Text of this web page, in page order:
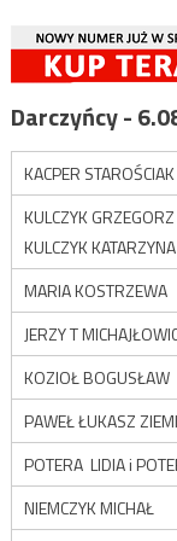
Darczyńcy -
KACPER STAROŚCIAK
KULCZYK
KULCZYK KATARZYNA
MARIA KOSTRZEWA
JERZY T
KOZIOŁ BOGUSŁAW
PAWEŁ ŁUKASZ
POTERA LIDIA i
NIEMCZYK MICHAŁ